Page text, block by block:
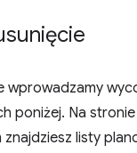
wprowadzamy
poniżej. Na stronie
listy